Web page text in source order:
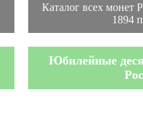
Каталог всех монет
1894
Юбилейные